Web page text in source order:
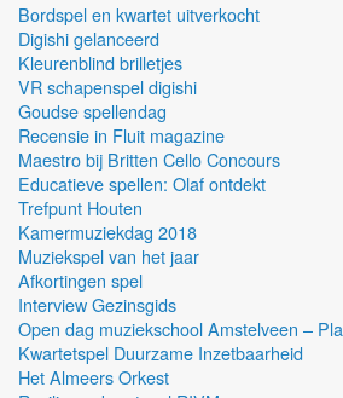
Bordspel en kwartet uitverkocht
Digishi gelanceerd
Kleurenblind brilletjes
VR schapenspel digishi
Goudse spellendag
Recensie in Fluit magazine
Maestro bij Britten Cello Concours
Educatieve spellen: Olaf ontdekt
Trefpunt Houten
Kamermuziekdag 2018
Muziekspel van het jaar
Afkortingen spel
Interview Gezinsgids
Open dag muziekschool Amstelveen –
Kwartetspel Duurzame Inzetbaarheid
Het Almeers Orkest